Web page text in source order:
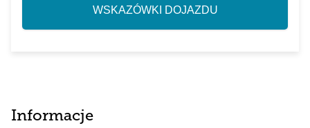
WSKAZÓWKI DOJAZDU
Informacje